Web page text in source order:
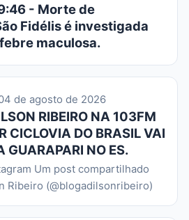
- Morte de
Fidélis é investigada
maculosa.
de agosto de 2026
RIBEIRO NA 103FM
DO BRASIL VAI
GUARAPARI NO ES.
Um post compartilhado
Ribeiro (@blogadilsonribeiro)